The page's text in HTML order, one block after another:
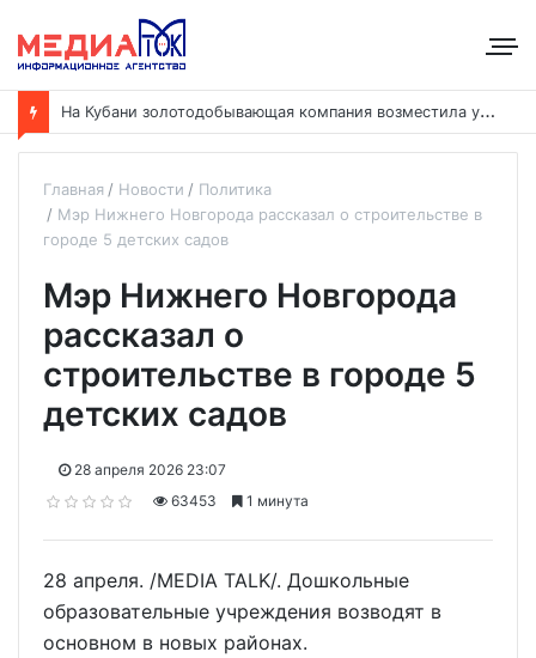
Н
а Кубани золотодобывающая компания возместила ущерб рекам на сумму почти 28 млн рублей
Главная Новости
Политика
Мэр Нижнего Новгорода рассказал о строительстве в
городе 5 детских садов
Мэр Нижнего Новгорода
рассказал о
строительстве в городе 5
детских садов
28 апреля 2026 23:07
63453
1 минута
28 апреля. /MEDIA TALK/. Дошкольные
образовательные учреждения возводят в
основном в новых районах.